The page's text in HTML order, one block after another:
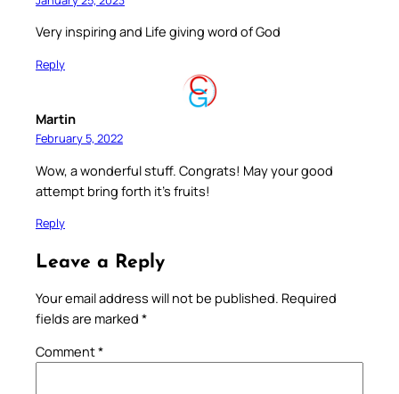
Very inspiring and Life giving word of God
Reply
Martin
February 5, 2022
Wow, a wonderful stuff. Congrats! May your good
attempt bring forth it’s fruits!
Reply
Leave a Reply
Your email address will not be published. Required
fields are marked *
Comment*